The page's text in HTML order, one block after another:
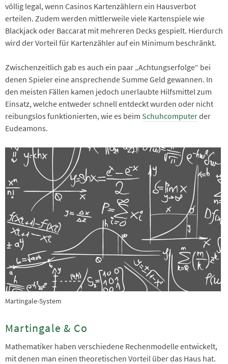
völlig legal, wenn Casinos Kartenzählern ein Hausverbot
erteilen. Zudem werden mittlerweile viele Kartenspiele wie
Blackjack oder Baccarat mit mehreren Decks gespielt. Hierdurch
wird der Vorteil für Kartenzähler auf ein Minimum beschränkt.
Zwischenzeitlich gab es auch ein paar „Achtungserfolge“ bei
denen Spieler eine ansprechende Summe Geld gewannen. In
den meisten Fällen kamen jedoch unerlaubte Hilfsmittel zum
Einsatz, welche entweder schnell entdeckt wurden oder nicht
reibungslos funktionierten, wie es beim Schuhcomputerder
Eudeamons.
Martingale-System
Martingale & Co
Mathematiker haben verschiedene Rechenmodelle entwickelt,
mit denen man einen theoretischen Vorteil über das Haus hat.